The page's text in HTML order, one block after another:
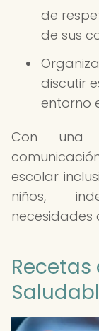
de
de sus
discutir
entorno
Con una
escolar
niños,
necesidades
Recetas